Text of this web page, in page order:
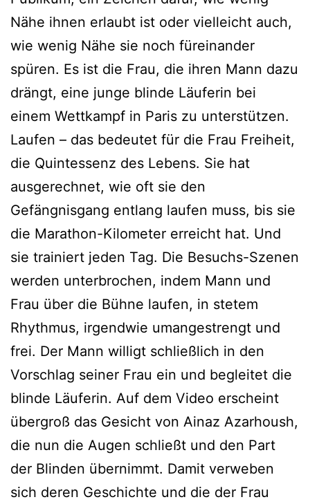
Nähe ihnen erlaubt ist oder vielleicht auch,
wie wenig Nähe sie noch füreinander
spüren. Es ist die Frau, die ihren Mann dazu
drängt, eine junge blinde Läuferin bei
einem Wettkampf in Paris zu unterstützen.
Laufen – das bedeutet für die Frau Freiheit,
die Quintessenz des Lebens. Sie hat
ausgerechnet, wie oft sie den
Gefängnisgang entlang laufen muss, bis sie
die Marathon-Kilometer erreicht hat. Und
sie trainiert jeden Tag. Die Besuchs-Szenen
werden unterbrochen, indem Mann und
Frau über die Bühne laufen, in stetem
Rhythmus, irgendwie umangestrengt und
frei. Der Mann willigt schließlich in den
Vorschlag seiner Frau ein und begleitet die
blinde Läuferin. Auf dem Video erscheint
übergroß das Gesicht von Ainaz Azarhoush,
die nun die Augen schließt und den Part
der Blinden übernimmt. Damit verweben
sich deren Geschichte und die der Frau